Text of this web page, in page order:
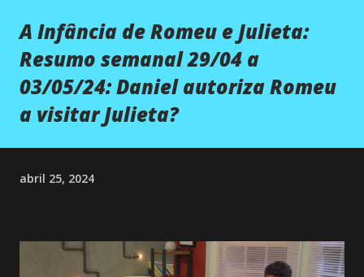
A Infância de Romeu e Julieta:
Resumo semanal 29/04 a
03/05/24: Daniel autoriza Romeu
a visitar Julieta?
abril 25, 2024